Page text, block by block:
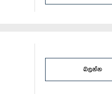
බලන්න